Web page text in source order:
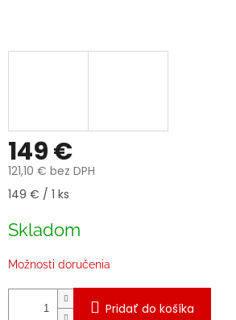
149 €
121,10 € bez DPH
Jednotková
149 € / 1 ks
Skladom
Možnosti doručenia
Pridať do košíka